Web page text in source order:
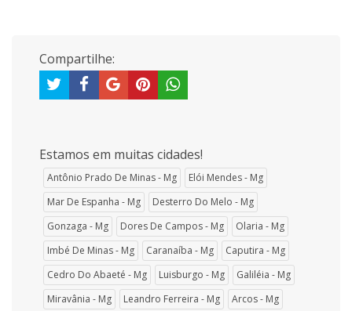
Compartilhe:
Estamos em muitas cidades!
Antônio Prado De Minas - Mg
Elói Mendes - Mg
Mar De Espanha - Mg
Desterro Do Melo - Mg
Gonzaga - Mg
Dores De Campos - Mg
Olaria - Mg
Imbé De Minas - Mg
Caranaíba - Mg
Caputira - Mg
Cedro Do Abaeté - Mg
Luisburgo - Mg
Galiléia - Mg
Miravânia - Mg
Leandro Ferreira - Mg
Arcos - Mg